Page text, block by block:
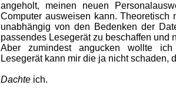
angeholt, meinen neuen
Computer ausweisen kann.
unabhängig von den Bedenken der
passendes Lesegerät zu beschaffen und
Aber zumindest angucken wollte
Lesegerät kann mir die ja nicht schaden,
Dachte ich.